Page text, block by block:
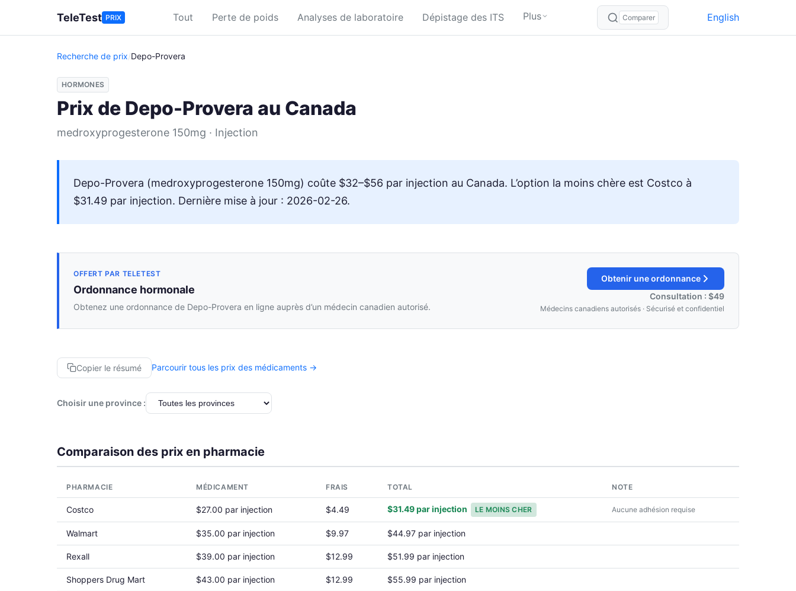
TeleTest PRIX Tout Perte de poids Analyses de laboratoire Dépistage des ITS Plus Comparer English
Recherche de prix/Depo-Provera
HORMONES
Prix de Depo-Provera au Canada
medroxyprogesterone 150mg · Injection
Depo-Provera (medroxyprogesterone 150mg) coûte $32–$56 par injection au Canada. L’option la moins chère est Costco à
$31.49 par injection. Dernière mise à jour : 2026-02-26.
OFFERT PAR TELETEST
Ordonnance hormonale
Obtenez une ordonnance de Depo-Provera en ligne auprès d’un médecin canadien autorisé.
Obtenir une ordonnance
Consultation : $49
Médecins canadiens autorisés · Sécurisé et confidentiel
Copier le résumé Parcourir tous les prix des médicaments →
Choisir une province :
Comparaison des prix en pharmacie
PHARMACIE MÉDICAMENT FRAIS TOTAL NOTE
Costco $27.00 par injection $4.49 $31.49 par injection LE MOINS CHER Aucune adhésion requise
Walmart $35.00 par injection $9.97 $44.97 par injection
Rexall $39.00 par injection $12.99 $51.99 par injection
Shoppers Drug Mart $43.00 par injection $12.99 $55.99 par injection